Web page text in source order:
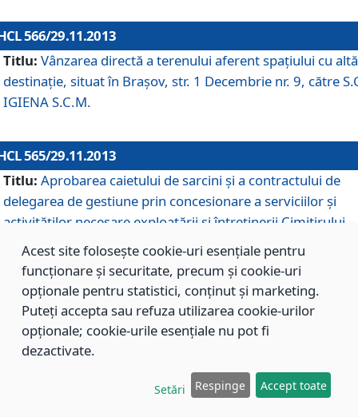
566/29.11.2013
Titlu: Vânzarea directă a terenului aferent spaţiului cu altă
destinaţie, situat în Braşov, str. 1 Decembrie nr. 9, către
IGIENA S.C.M.
565/29.11.2013
Titlu: Aprobarea caietului de sarcini şi a contractului de
delegarea de gestiune prin concesionare a serviciilor şi
activităţilor necesare exploatării şi întreţinerii Cimitirului
Municipal Braşov situat în str. Dimitrie Anghel nr. 19.
564/29.11.2013
Titlu: Completarea şi modificarea H.C.L. nr. 446/2013,
care s-a aprobat studiul de fundamentare pentru
Acest site folosește cookie-uri esențiale pentru
funcționare și securitate, precum și cookie-uri
opționale pentru statistici, conținut și marketing.
Puteți accepta sau refuza utilizarea cookie-urilor
opționale; cookie-urile esențiale nu pot fi
dezactivate.
Setări Respinge Accept toate